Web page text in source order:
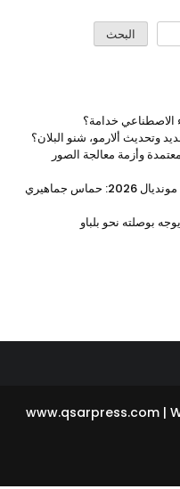
البحث
خدامة؟
المعتمدة وأزمة معالجة الصور
من إنجاز وهبي التاريخي بتشيلي إلى ترتيبات مونديال 2026: حماس جماهيري
نحو بلباو